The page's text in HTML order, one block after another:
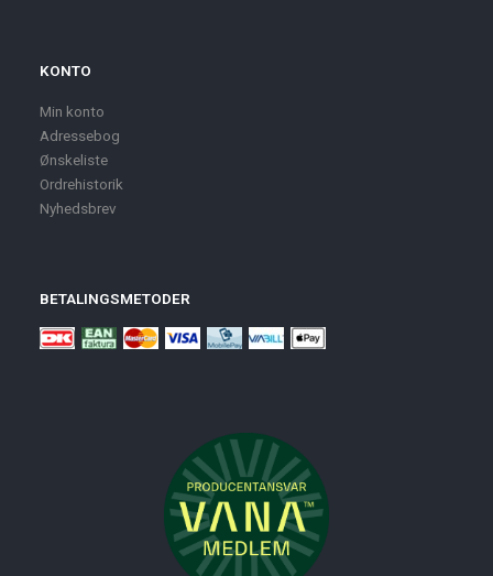
KONTO
Min konto
Adressebog
Ønskeliste
Ordrehistorik
Nyhedsbrev
BETALINGSMETODER